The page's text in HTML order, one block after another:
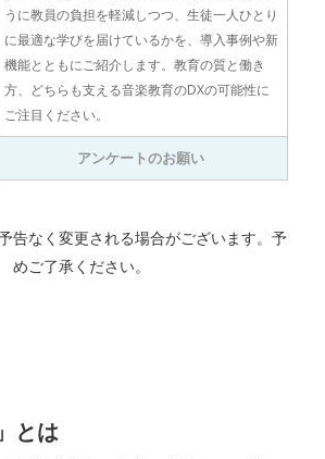
うに教員の負担を軽減しつつ、生徒一人ひとり
に最適な学びを届けているかを、導入事例や新
機能とともにご紹介します。教育の質と働き
方、どちらも支える音楽教育のDXの可能性に
ご注目ください。
アンケートのお願い
告なく変更される場合がございます。予
めご了承ください。
とは